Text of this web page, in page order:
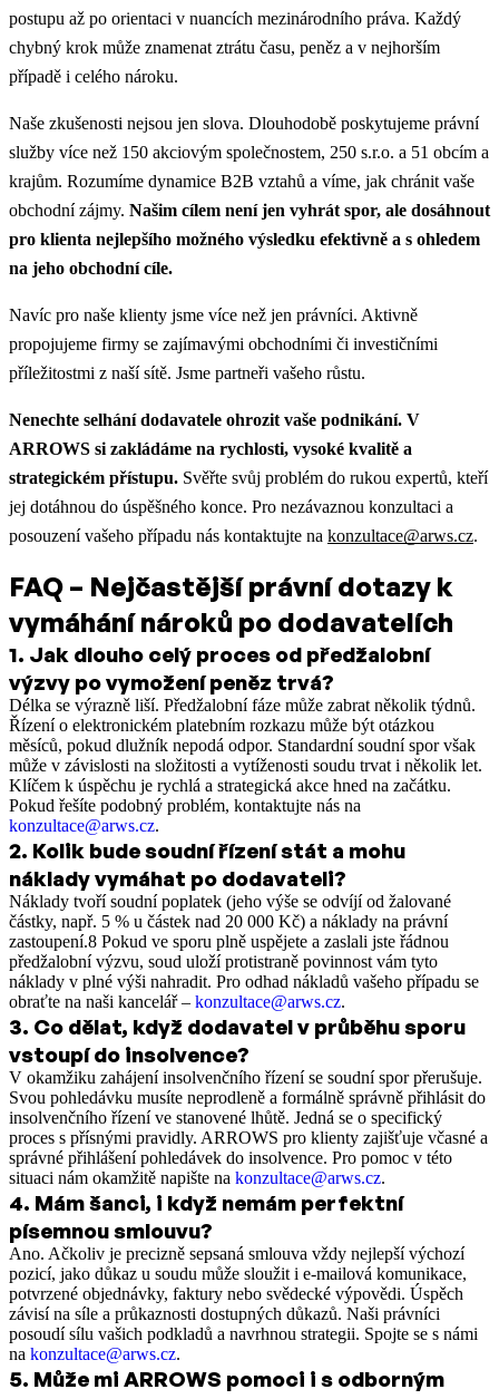
postupu až po orientaci v nuancích mezinárodního práva. Každý
chybný krok může znamenat ztrátu času, peněz a v nejhorším
případě i celého nároku.
Naše zkušenosti nejsou jen slova. Dlouhodobě poskytujeme právní
služby více než 150 akciovým společnostem, 250 s.r.o. a 51 obcím a
krajům. Rozumíme dynamice B2B vztahů a víme, jak chránit vaše
obchodní zájmy. Našim cílem není jen vyhrát spor, ale dosáhnout
pro klienta nejlepšího možného výsledku efektivně a s ohledem
na jeho obchodní cíle.
Navíc pro naše klienty jsme více než jen právníci. Aktivně
propojujeme firmy se zajímavými obchodními či investičními
příležitostmi z naší sítě. Jsme partneři vašeho růstu.
Nenechte selhání dodavatele ohrozit vaše podnikání. V
ARROWS si zakládáme na rychlosti, vysoké kvalitě a
strategickém přístupu. Svěřte svůj problém do rukou expertů, kteří
jej dotáhnou do úspěšného konce. Pro nezávaznou konzultaci a
posouzení vašeho případu nás kontaktujte na konzultace@arws.cz.
FAQ – Nejčastější právní dotazy k
vymáhání nároků po dodavatelích
1. Jak dlouho celý proces od předžalobní
výzvy po vymožení peněz trvá?
Délka se výrazně liší. Předžalobní fáze může zabrat několik týdnů.
Řízení o elektronickém platebním rozkazu může být otázkou
měsíců, pokud dlužník nepodá odpor. Standardní soudní spor však
může v závislosti na složitosti a vytíženosti soudu trvat i několik let.
Klíčem k úspěchu je rychlá a strategická akce hned na začátku.
Pokud řešíte podobný problém, kontaktujte nás na
konzultace@arws.cz.
2. Kolik bude soudní řízení stát a mohu
náklady vymáhat po dodavateli?
Náklady tvoří soudní poplatek (jeho výše se odvíjí od žalované
částky, např. 5 % u částek nad 20 000 Kč) a náklady na právní
zastoupení.8 Pokud ve sporu plně uspějete a zaslali jste řádnou
předžalobní výzvu, soud uloží protistraně povinnost vám tyto
náklady v plné výši nahradit. Pro odhad nákladů vašeho případu se
obraťte na naši kancelář – konzultace@arws.cz.
3. Co dělat, když dodavatel v průběhu sporu
vstoupí do insolvence?
V okamžiku zahájení insolvenčního řízení se soudní spor přerušuje.
Svou pohledávku musíte neprodleně a formálně správně přihlásit do
insolvenčního řízení ve stanovené lhůtě. Jedná se o specifický
proces s přísnými pravidly. ARROWS pro klienty zajišťuje včasné a
správné přihlášení pohledávek do insolvence. Pro pomoc v této
situaci nám okamžitě napište na konzultace@arws.cz.
4. Mám šanci, i když nemám perfektní
písemnou smlouvu?
Ano. Ačkoliv je precizně sepsaná smlouva vždy nejlepší výchozí
pozicí, jako důkaz u soudu může sloužit i e-mailová komunikace,
potvrzené objednávky, faktury nebo svědecké výpovědi. Úspěch
závisí na síle a průkaznosti dostupných důkazů. Naši právníci
posoudí sílu vašich podkladů a navrhnou strategii. Spojte se s námi
na konzultace@arws.cz.
5. Může mi ARROWS pomoci i s odborným